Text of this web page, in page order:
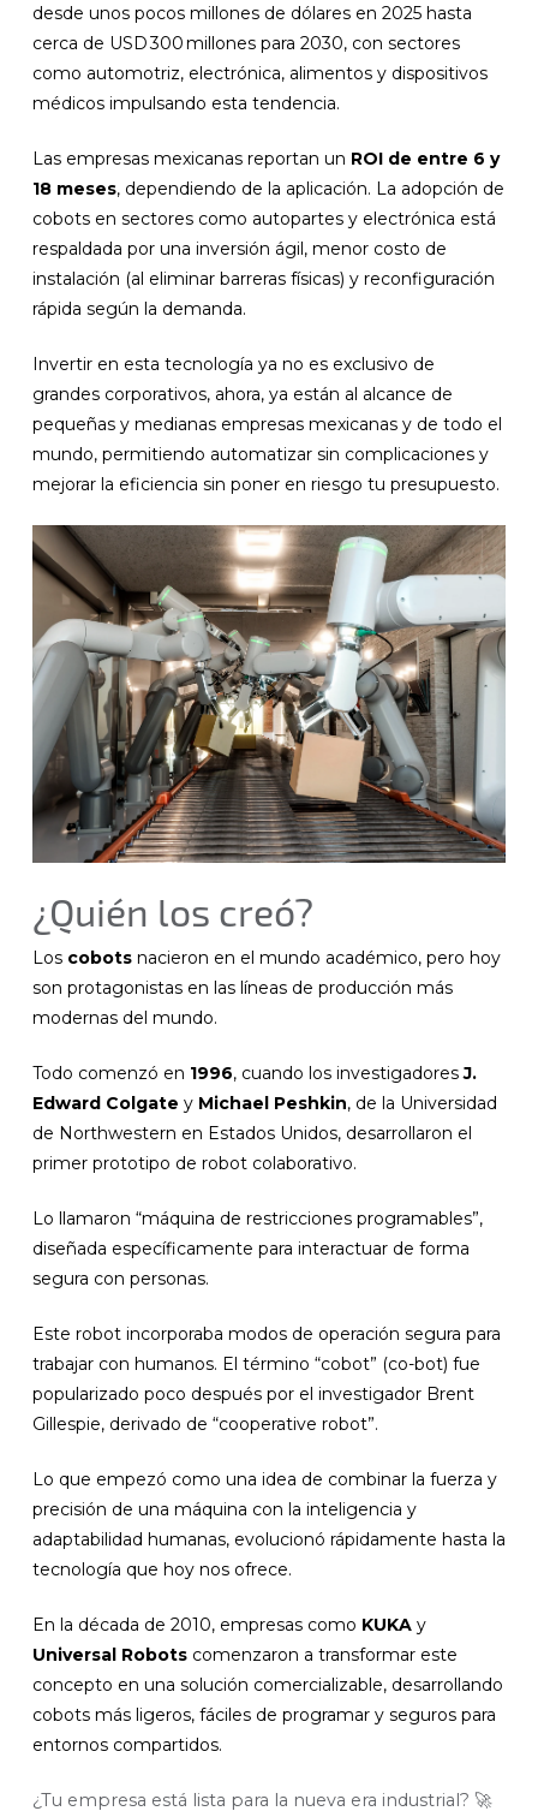
desde unos pocos millones de dólares en 2025 hasta
cerca de USD 300 millones para 2030, con sectores
como automotriz, electrónica, alimentos y dispositivos
médicos impulsando esta tendencia.
Las empresas mexicanas reportan un ROI de entre 6 y
18 meses, dependiendo de la aplicación. La adopción de
cobots en sectores como autopartes y electrónica está
respaldada por una inversión ágil, menor costo de
instalación (al eliminar barreras físicas) y reconfiguración
rápida según la demanda.
Invertir en esta tecnología ya no es exclusivo de
grandes corporativos, ahora, ya están al alcance de
pequeñas y medianas empresas mexicanas y de todo el
mundo, permitiendo automatizar sin complicaciones y
mejorar la eficiencia sin poner en riesgo tu presupuesto.
¿Quién los creó?
Los cobots nacieron en el mundo académico, pero hoy
son protagonistas en las líneas de producción más
modernas del mundo.
Todo comenzó en 1996, cuando los investigadoresJ.
Edward Colgate y Michael Peshkin, de la Universidad
de Northwestern en Estados Unidos, desarrollaron el
primer prototipo de robot colaborativo.
Lo llamaron “máquina de restricciones programables”,
diseñada específicamente para interactuar de forma
segura con personas.
Este robot incorporaba modos de operación segura para
trabajar con humanos. El término “cobot” (co-bot) fue
popularizado poco después por el investigador Brent
Gillespie, derivado de “cooperative robot”.
Lo que empezó como una idea de combinar la fuerza y
precisión de una máquina con la inteligencia y
adaptabilidad humanas, evolucionó rápidamente hasta la
tecnología que hoy nos ofrece.
En la década de 2010, empresas como KUKA y
Universal Robots comenzaron a transformar este
concepto en una solución comercializable, desarrollando
cobots más ligeros, fáciles de programar y seguros para
entornos compartidos.
¿Tu empresa está lista para la nueva era industrial? 🚀